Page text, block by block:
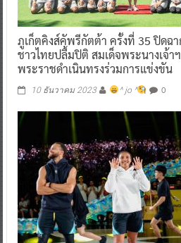
ภูเก็ตคิงส์คัพรีกัตต้า ครั้งที่ 35 ปิดฉ
ชาวไทยปลื้มปิติ สมเด็จพระนางเจ้า
พระราชดำเนินทรงร่วมการแข่งขัน
10 ธันวาคม 2023 ^ jo ^ 0